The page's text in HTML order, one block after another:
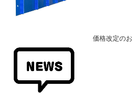
価格改定の